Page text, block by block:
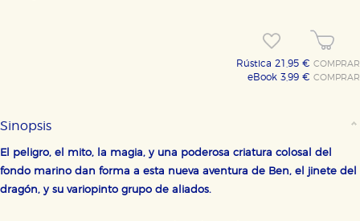
Rústica 21,95 € COMPRAR
eBook 3,99 € COMPRAR
Sinopsis
El peligro, el mito, la magia, y una poderosa criatura colosal del
fondo marino dan forma a esta nueva aventura de Ben, el jinete del
dragón, y su variopinto grupo de aliados.